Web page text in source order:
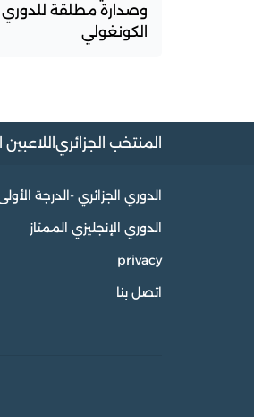
وصدارة مطلقة للدوري
الكونغولي
المنتخب الجزائري
الدوري الجزائري -الدرجة
الدوري الإنجليزي الممتاز
privacy
اتصل بنا